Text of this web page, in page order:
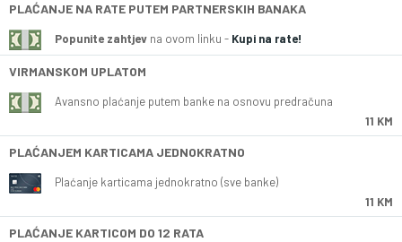
PLAĆANJE NA RATE PUTEM PARTNERSKIH BANAKA
Popunite zahtjev na ovom linku - Kupi na rate!
VIRMANSKOM UPLATOM
Avansno plaćanje putem banke na osnovu predračuna
11 KM
PLAĆANJEM KARTICAMA JEDNOKRATNO
Plaćanje karticama jednokratno (sve banke)
11 KM
PLAĆANJE KARTICOM DO 12 RATA